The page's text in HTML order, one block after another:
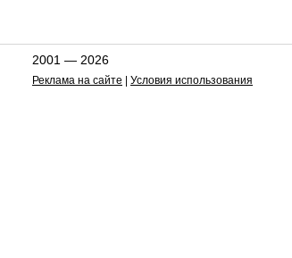
2001 — 2026
Реклама на сайте Условия использования